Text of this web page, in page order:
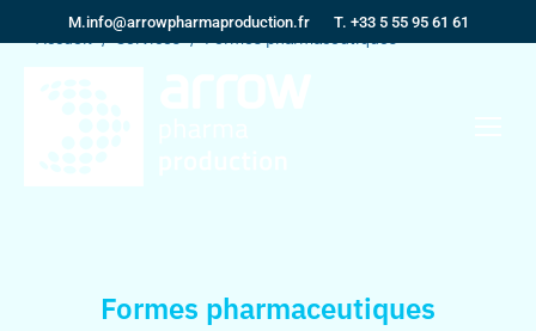
M.info@arrowpharmaproduction.fr T. +33 5 55 95 61 61
Vous êtes ici :
Accueil Services Formes pharmaceutiques
Formes pharmaceutiques